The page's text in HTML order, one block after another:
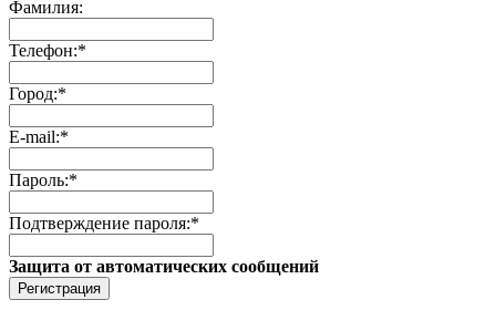
Фамилия:
Телефон:*
Город:*
E-mail:*
Пароль:*
Подтверждение пароля:*
Защита от автоматических сообщений